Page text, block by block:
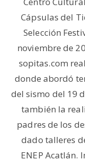
Cápsulas del
Selección
noviembre de
sopitas.com
donde abordó
del sismo del 19
también la
padres de los
dado talleres
ENEP Acatlán.